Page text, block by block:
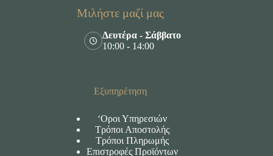
Μιλήστε μαζί μας
Δευτέρα - Σάββατο
10:00 - 14:00
Εξυπηρέτηση
‘Οροι Υπηρεσιών
Τρόποι Αποστολής
Τρόποι Πληρωμής
Επιστροφές Προϊόντων